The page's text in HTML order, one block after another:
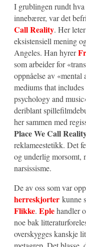
I grublingen rundt
innebærer, var det
Call Reality. Her
eksistensiell mening
Angeles. Han hyrer
som arbeider for
oppnåelse av «mental
mediums that
psychology and
deriblant
her sammen med
Place We Call
reklameestetikk. Det
og underlig morsomt,
narsissisme.
De av oss som var
herreskjorter kunne
Flikke. Eplehandler
noe bak
overskygges kanskje